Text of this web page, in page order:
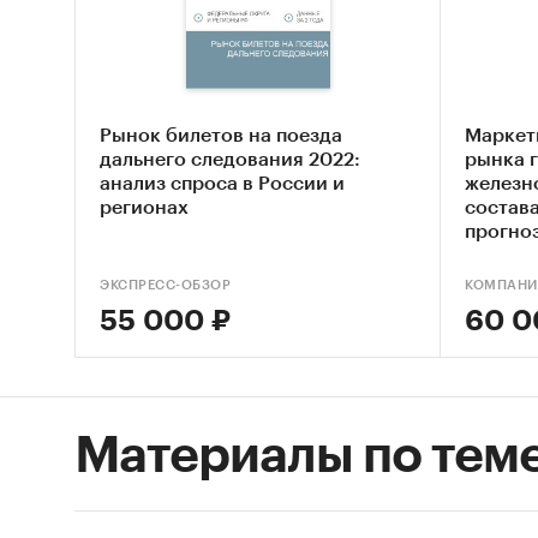
При
2019-
Рынок билетов на поезда
дальнего следования 2022:
анализ спроса в России и
регионах
ЭКСПРЕСС-ОБЗОР
55 000 ₽
рынка
60
Материалы по